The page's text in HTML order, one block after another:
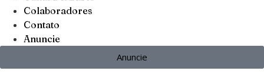
Colaboradores
Contato
Anuncie
Anuncie